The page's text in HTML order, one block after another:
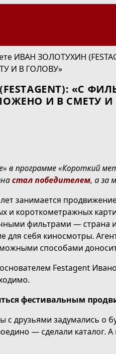
«С
И В СМЕТУ И
в программе «Короткий
стал победителем, а за
лет занимается
и короткометражных
фильтрами — страна
себя киносмотры.
способами
основателем Festagent
фестивальным
с друзьями задумались о
— сделали каталог.